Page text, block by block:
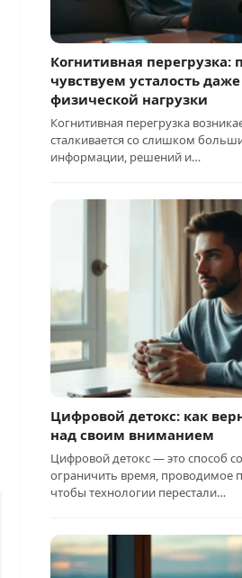
Когнитивная
чувствуем усталость
физической нагрузки
Когнитивная перегрузка
сталкивается со слишком
информации, решений и…
Цифровой детокс: как
над своим вниманием
Цифровой детокс — это способ
ограничить время, проводимое
чтобы технологии перестали…